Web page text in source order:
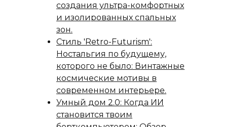
создания ультра-комфортных
и изолированных спальных
зон.
Стиль 'Retro-Futurism':
Ностальгия по будущему,
которого не было: Винтажные
космические мотивы в
современном интерьере.
Умный дом 2.0: Когда ИИ
становится твоим